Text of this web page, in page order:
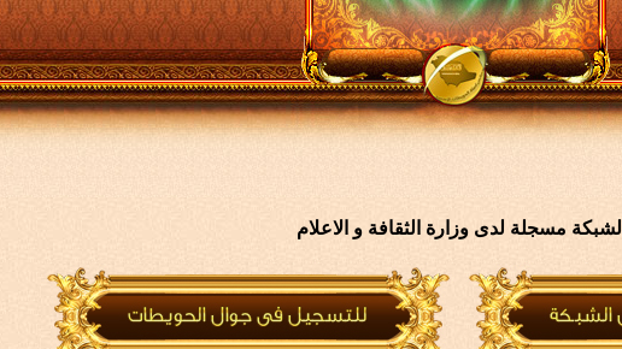
الشبكة مسجلة لدى وزارة الثقافة و الاعلام